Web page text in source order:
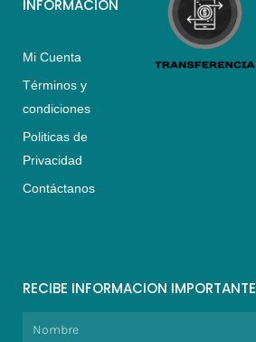
INFORMACIÓN
Mi Cuenta
Términos y
condiciones
Politicas de
Privacidad
Contáctanos
RECIBE INFORMACION IMPORTANTE